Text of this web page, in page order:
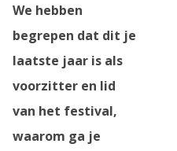
We hebben
begrepen dat dit je
laatste jaar is als
voorzitter en lid
van het festival,
waarom ga je